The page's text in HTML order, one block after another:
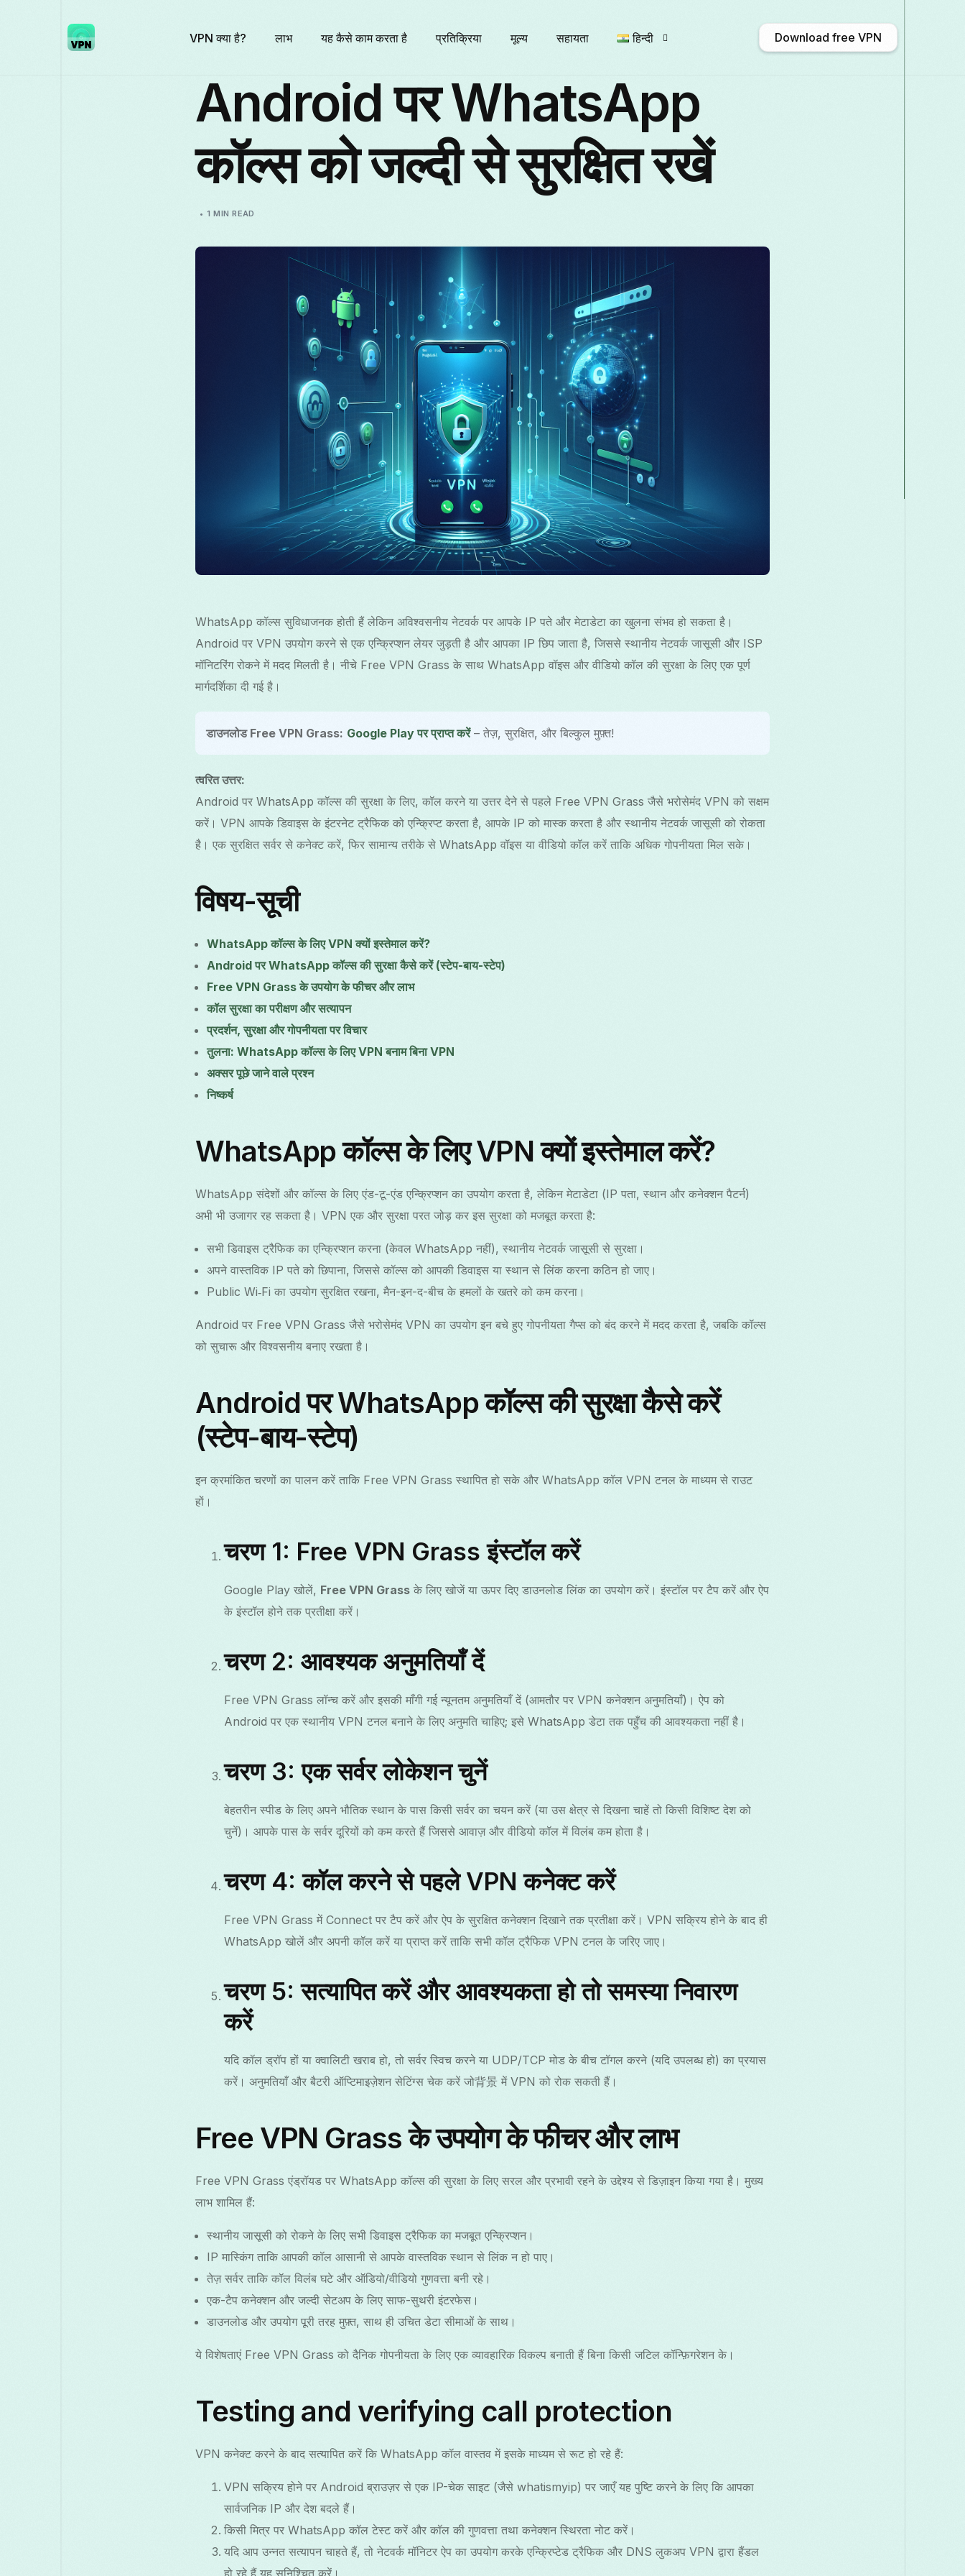
VPN क्या है? लाभ यह कैसे काम करता है प्रतिक्रिया मूल्य सहायता हिन्दी
Български
Italiano
Română
తెలుగు
Download free VPN
Android पर WhatsApp
कॉल्स को जल्दी से सुरक्षित रखें
1 MIN READ
WhatsApp कॉल्स सुविधाजनक होती हैं लेकिन अविश्वसनीय नेटवर्क पर आपके IP पते और मेटाडेटा का खुलना संभव हो सकता है।
Android पर VPN उपयोग करने से एक एन्क्रिप्शन लेयर जुड़ती है और आपका IP छिप जाता है, जिससे स्थानीय नेटवर्क जासूसी और ISP
मॉनिटरिंग रोकने में मदद मिलती है। नीचे Free VPN Grass के साथ WhatsApp वॉइस और वीडियो कॉल की सुरक्षा के लिए एक पूर्ण
मार्गदर्शिका दी गई है।
डाउनलोड Free VPN Grass: Google Play पर प्राप्त करें– तेज़, सुरक्षित, और बिल्कुल मुफ़्त!
त्वरित उत्तर:
Android पर WhatsApp कॉल्स की सुरक्षा के लिए, कॉल करने या उत्तर देने से पहले Free VPN Grass जैसे भरोसेमंद VPN को सक्षम
करें। VPN आपके डिवाइस के इंटरनेट ट्रैफिक को एन्क्रिप्ट करता है, आपके IP को मास्क करता है और स्थानीय नेटवर्क जासूसी को रोकता
है। एक सुरक्षित सर्वर से कनेक्ट करें, फिर सामान्य तरीके से WhatsApp वॉइस या वीडियो कॉल करें ताकि अधिक गोपनीयता मिल सके।
विषय-सूची
WhatsApp कॉल्स के लिए VPN क्यों इस्तेमाल करें?
Android पर WhatsApp कॉल्स की सुरक्षा कैसे करें (स्टेप-बाय-स्टेप)
Free VPN Grass के उपयोग के फीचर और लाभ
कॉल सुरक्षा का परीक्षण और सत्यापन
प्रदर्शन, सुरक्षा और गोपनीयता पर विचार
तुलना: WhatsApp कॉल्स के लिए VPN बनाम बिना VPN
अक्सर पूछे जाने वाले प्रश्न
निष्कर्ष
WhatsApp कॉल्स के लिए VPN क्यों इस्तेमाल करें?
WhatsApp संदेशों और कॉल्स के लिए एंड-टू-एंड एन्क्रिप्शन का उपयोग करता है, लेकिन मेटाडेटा (IP पता, स्थान और कनेक्शन पैटर्न)
अभी भी उजागर रह सकता है। VPN एक और सुरक्षा परत जोड़ कर इस सुरक्षा को मजबूत करता है:
सभी डिवाइस ट्रैफिक का एन्क्रिप्शन करना (केवल WhatsApp नहीं), स्थानीय नेटवर्क जासूसी से सुरक्षा।
अपने वास्तविक IP पते को छिपाना, जिससे कॉल्स को आपकी डिवाइस या स्थान से लिंक करना कठिन हो जाए।
Public Wi‑Fi का उपयोग सुरक्षित रखना, मैन-इन-द-बीच के हमलों के खतरे को कम करना।
Android पर Free VPN Grass जैसे भरोसेमंद VPN का उपयोग इन बचे हुए गोपनीयता गैप्स को बंद करने में मदद करता है, जबकि कॉल्स
को सुचारू और विश्वसनीय बनाए रखता है।
Android पर WhatsApp कॉल्स की सुरक्षा कैसे करें
(स्टेप-बाय-स्टेप)
इन क्रमांकित चरणों का पालन करें ताकि Free VPN Grass स्थापित हो सके और WhatsApp कॉल VPN टनल के माध्यम से राउट
हों।
चरण 1: Free VPN Grass इंस्टॉल करें
Google Play खोलें, Free VPN Grass के लिए खोजें या ऊपर दिए डाउनलोड लिंक का उपयोग करें। इंस्टॉल पर टैप करें और ऐप
के इंस्टॉल होने तक प्रतीक्षा करें।
चरण 2: आवश्यक अनुमतियाँ दें
Free VPN Grass लॉन्च करें और इसकी माँगी गई न्यूनतम अनुमतियाँ दें (आमतौर पर VPN कनेक्शन अनुमतियाँ)। ऐप को
Android पर एक स्थानीय VPN टनल बनाने के लिए अनुमति चाहिए; इसे WhatsApp डेटा तक पहुँच की आवश्यकता नहीं है।
चरण 3: एक सर्वर लोकेशन चुनें
बेहतरीन स्पीड के लिए अपने भौतिक स्थान के पास किसी सर्वर का चयन करें (या उस क्षेत्र से दिखना चाहें तो किसी विशिष्ट देश को
चुनें)। आपके पास के सर्वर दूरियों को कम करते हैं जिससे आवाज़ और वीडियो कॉल में विलंब कम होता है।
चरण 4: कॉल करने से पहले VPN कनेक्ट करें
Free VPN Grass में Connect पर टैप करें और ऐप के सुरक्षित कनेक्शन दिखाने तक प्रतीक्षा करें। VPN सक्रिय होने के बाद ही
WhatsApp खोलें और अपनी कॉल करें या प्राप्त करें ताकि सभी कॉल ट्रैफिक VPN टनल के जरिए जाए।
चरण 5: सत्यापित करें और आवश्यकता हो तो समस्या निवारण
करें
यदि कॉल ड्रॉप हों या क्वालिटी खराब हो, तो सर्वर स्विच करने या UDP/TCP मोड के बीच टॉगल करने (यदि उपलब्ध हो) का प्रयास
करें। अनुमतियाँ और बैटरी ऑप्टिमाइज़ेशन सेटिंग्स चेक करें जो背景 में VPN को रोक सकती हैं।
Free VPN Grass के उपयोग के फीचर और लाभ
Free VPN Grass एंड्रॉयड पर WhatsApp कॉल्स की सुरक्षा के लिए सरल और प्रभावी रहने के उद्देश्य से डिज़ाइन किया गया है। मुख्य
लाभ शामिल हैं:
स्थानीय जासूसी को रोकने के लिए सभी डिवाइस ट्रैफिक का मजबूत एन्क्रिप्शन।
IP मास्किंग ताकि आपकी कॉल आसानी से आपके वास्तविक स्थान से लिंक न हो पाए।
तेज़ सर्वर ताकि कॉल विलंब घटे और ऑडियो/वीडियो गुणवत्ता बनी रहे।
एक-टैप कनेक्शन और जल्दी सेटअप के लिए साफ-सुथरी इंटरफेस।
डाउनलोड और उपयोग पूरी तरह मुफ़्त, साथ ही उचित डेटा सीमाओं के साथ।
ये विशेषताएं Free VPN Grass को दैनिक गोपनीयता के लिए एक व्यावहारिक विकल्प बनाती हैं बिना किसी जटिल कॉन्फ़िगरेशन के।
Testing and verifying call protection
VPN कनेक्ट करने के बाद सत्यापित करें कि WhatsApp कॉल वास्तव में इसके माध्यम से रूट हो रहे हैं:
VPN सक्रिय होने पर Android ब्राउज़र से एक IP-चेक साइट (जैसे whatismyip) पर जाएँ यह पुष्टि करने के लिए कि आपका
सार्वजनिक IP और देश बदले हैं।
किसी मित्र पर WhatsApp कॉल टेस्ट करें और कॉल की गुणवत्ता तथा कनेक्शन स्थिरता नोट करें।
यदि आप उन्नत सत्यापन चाहते हैं, तो नेटवर्क मॉनिटर ऐप का उपयोग करके एन्क्रिप्टेड ट्रैफिक और DNS लुकअप VPN द्वारा हैंडल